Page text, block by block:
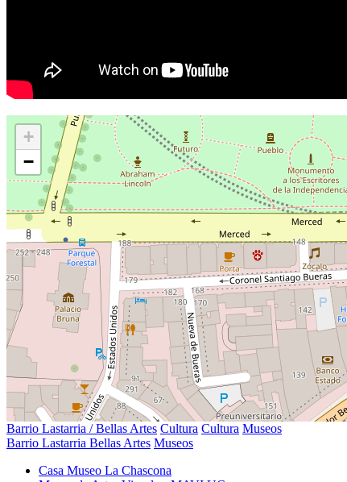
+
−
Barrio Lastarria / Bellas Artes Cultura Cultura Museos
Barrio Lastarria Bellas Artes Museos
Casa Museo La Chascona